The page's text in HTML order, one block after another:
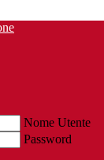
Nome Utente
Password